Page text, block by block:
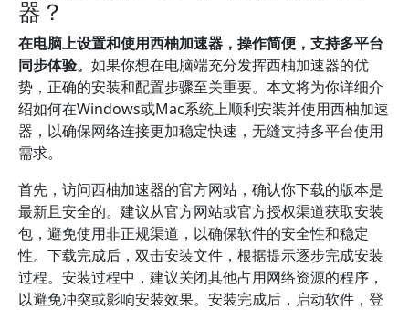
器？
在电脑上设置和使用西柚加速器，操作简便，支持多平台
同步体验。 如果你想在电脑端充分发挥西柚加速器的优
势，正确的安装和配置步骤至关重要。本文将为你详细介
绍如何在Windows或Mac系统上顺利安装并使用西柚加速
器，以确保网络连接更加稳定快速，无缝支持多平台使用
需求。
首先，访问西柚加速器的官方网站，确认你下载的版本是
最新且安全的。建议从官方网站或官方授权渠道获取安装
包，避免使用非正规渠道，以确保软件的安全性和稳定
性。下载完成后，双击安装文件，根据提示逐步完成安装
过程。安装过程中，建议关闭其他占用网络资源的程序，
以避免冲突或影响安装效果。安装完成后，启动软件，登